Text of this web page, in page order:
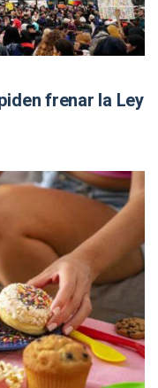
frenar la Ley